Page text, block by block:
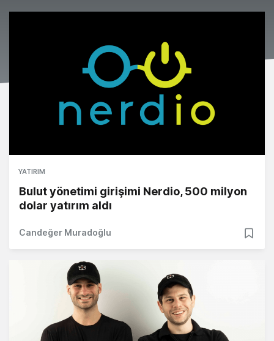
YATIRIM
Bulut yönetimi girişimi Nerdio, 500 milyon
dolar yatırım aldı
Candeğer Muradoğlu